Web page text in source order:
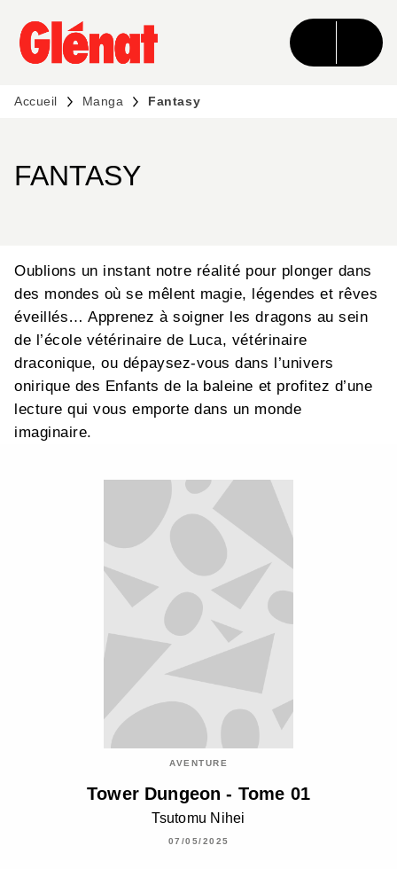
MENU RECHERCHE CONTENU
PIED DE PAGE
Accueil Manga Fantasy
FANTASY
Oublions un instant notre réalité pour plonger dans
des mondes où se mêlent magie, légendes et rêves
éveillés… Apprenez à soigner les dragons au sein
de l’école vétérinaire de Luca, vétérinaire
draconique, ou dépaysez-vous dans l’univers
onirique des Enfants de la baleine et profitez d’une
lecture qui vous emporte dans un monde
imaginaire.
AVENTURE
Tower Dungeon - Tome 01
Tsutomu Nihei
07/05/2025